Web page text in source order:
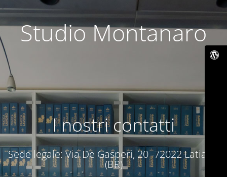
Studio Montanaro
I nostri contatti
Sede legale: Via De Gasperi, 20 -72022 Latiano
(BR)